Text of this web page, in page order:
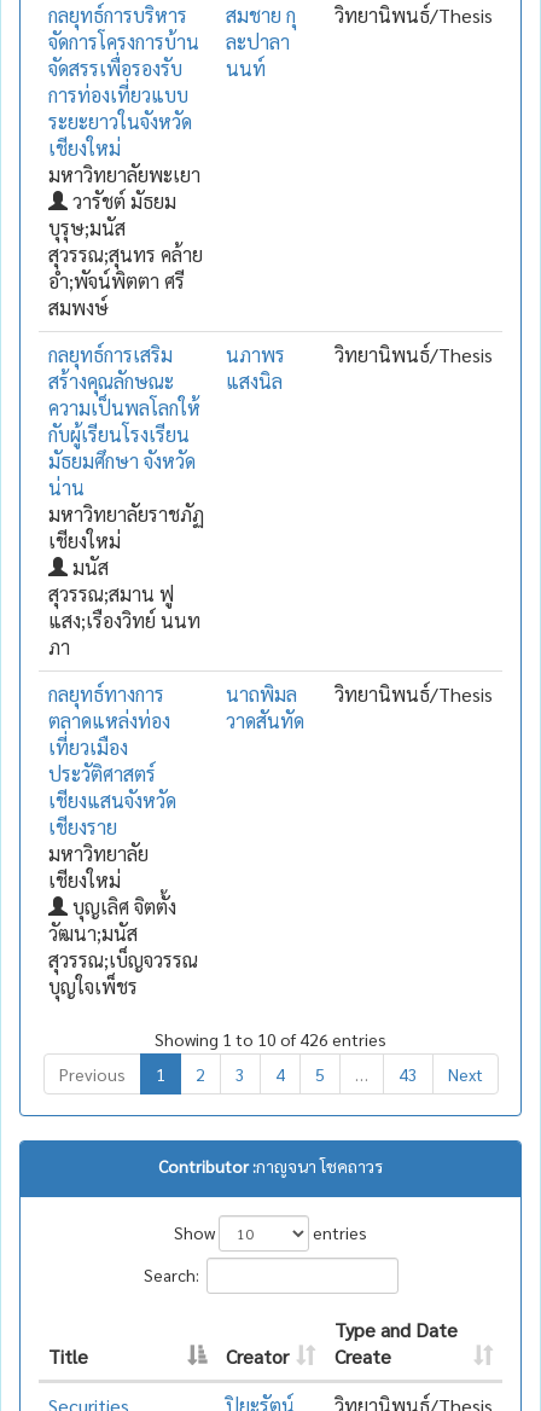
กลยุทธ์การบริหาร
จัดการโครงการบ้าน
จัดสรรเพื่อรองรับ
การท่องเที่ยวแบบ
ระยะยาวในจังหวัด
เชียงใหม่
มหาวิทยาลัยพะเยา
วารัชต์ มัธยม
บุรุษ;มนัส
สุวรรณ;สุนทร คล้าย
อ่ำ;พัจน์พิตตา ศรี
สมพงษ์
สมชาย กุ
ละปาลา
นนท์
วิทยานิพนธ์/Thesis
กลยุทธ์การเสริม
สร้างคุณลักษณะ
ความเป็นพลโลกให้
กับผู้เรียนโรงเรียน
มัธยมศึกษา จังหวัด
น่าน
มหาวิทยาลัยราชภัฏ
เชียงใหม่
มนัส
สุวรรณ;สมาน ฟู
แสง;เรืองวิทย์ นนท
ภา
นภาพร
แสงนิล
วิทยานิพนธ์/Thesis
กลยุทธ์ทางการ
ตลาดแหล่งท่อง
เที่ยวเมือง
ประวัติศาสตร์
เชียงแสนจังหวัด
เชียงราย
มหาวิทยาลัย
เชียงใหม่
บุญเลิศ จิตตั้ง
วัฒนา;มนัส
สุวรรณ;เบ็ญจวรรณ
บุญใจเพ็ชร
นาถพิมล
วาดสันทัด
วิทยานิพนธ์/Thesis
Showing 1 to 10 of 426 entries
Previous
1 2 3 4 5 43 Next
Contributor :กาญจนา โชคถาวร
Show
entries
Search:
Title Creator
Type and Date
Create
Securities
ปิยะรัตน์ วิทยานิพนธ์/Thesis